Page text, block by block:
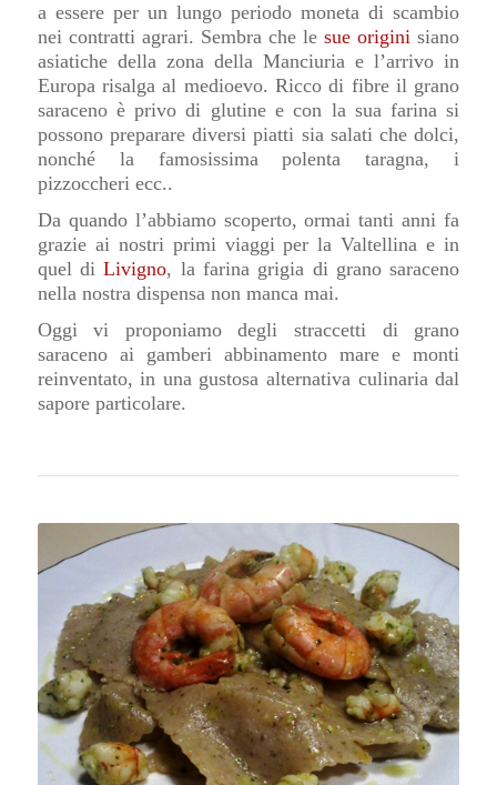
a essere per un lungo periodo moneta di scambio
nei contratti agrari. Sembra che lesue origini siano
asiatiche della zona della Manciuria e l’arrivo in
Europa risalga al medioevo. Ricco di fibre il grano
saraceno è privo di glutine e con la sua farina si
possono preparare diversi piatti sia salati che dolci,
nonché la famosissima polenta taragna, i
pizzoccheri ecc..
Da quando l’abbiamo scoperto, ormai tanti anni fa
grazie ai nostri primi viaggi per la Valtellina e in
quel diLivigno, la farina grigia di grano saraceno
nella nostra dispensa non manca mai.
Oggi vi proponiamo degli straccetti di grano
saraceno ai gamberi abbinamento mare e monti
reinventato, in una gustosa alternativa culinaria dal
sapore particolare.